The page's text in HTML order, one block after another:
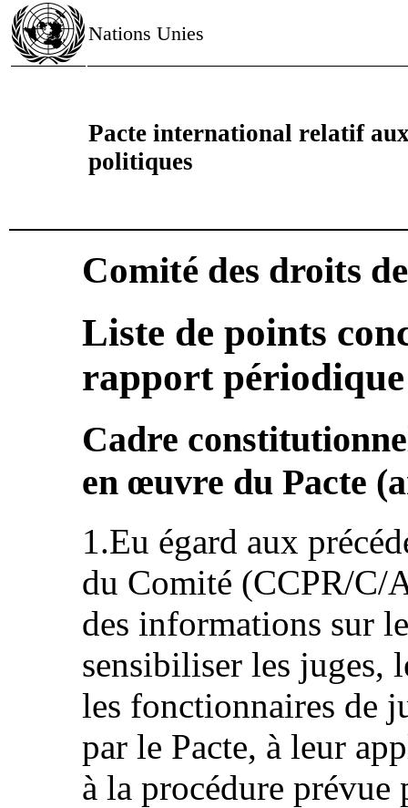
Nations Unies
Pacte international relatif
politiques
Comité des droits
Liste de points
rapport
Cadre
en œuvre du Pacte
1.Eu égard aux
du Comité (CCPR/
des informations sur
sensibiliser les juges,
les fonctionnaires de
par le Pacte, à leur
à la procédure